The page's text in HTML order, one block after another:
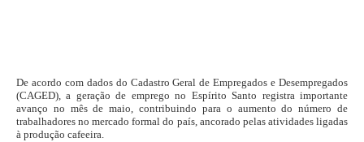
De acordo com dados do Cadastro Geral de Empregados e Desempregados
(CAGED), a geração de emprego no Espírito Santo registra importante
avanço no mês de maio, contribuindo para o aumento do número de
trabalhadores no mercado formal do país, ancorado pelas atividades ligadas
à produção cafeeira.